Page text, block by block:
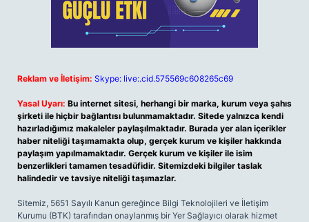
Reklam ve İletişim: Skype: live:.cid.575569c608265c69
Yasal Uyarı: Bu internet sitesi, herhangi bir marka, kurum veya şahıs
şirketi ile hiçbir bağlantısı bulunmamaktadır. Sitede yalnızca kendi
hazırladığımız makaleler paylaşılmaktadır. Burada yer alan içerikler
haber niteliği taşımamakta olup, gerçek kurum ve kişiler hakkında
paylaşım yapılmamaktadır. Gerçek kurum ve kişiler ile isim
benzerlikleri tamamen tesadüfidir. Sitemizdeki bilgiler taslak
halindedir ve tavsiye niteliği taşımazlar.
Sitemiz, 5651 Sayılı Kanun gereğince Bilgi Teknolojileri ve İletişim
Kurumu (BTK) tarafından onaylanmış bir Yer Sağlayıcı olarak hizmet